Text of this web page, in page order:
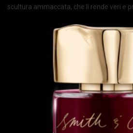
scultura ammaccata, che li rende veri e